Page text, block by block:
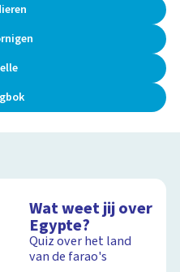
Wat weet jij over
Egypte?
Quiz over het land
van de farao's